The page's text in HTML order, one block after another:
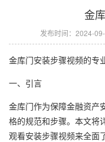
金
发布时间：2024-
金库门安装步骤视频的专
一、引言
金库门作为保障金融资产
格的规范和步骤。本文将
观看安装步骤视频来全面